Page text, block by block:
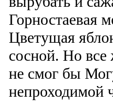
Горностаевая
Цветущая
сосной. Но
не смог бы
непроходимой